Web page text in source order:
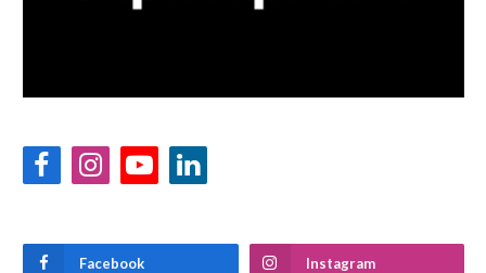
FacebookInstagramYouTubeLinkedIn
Facebook Instagram